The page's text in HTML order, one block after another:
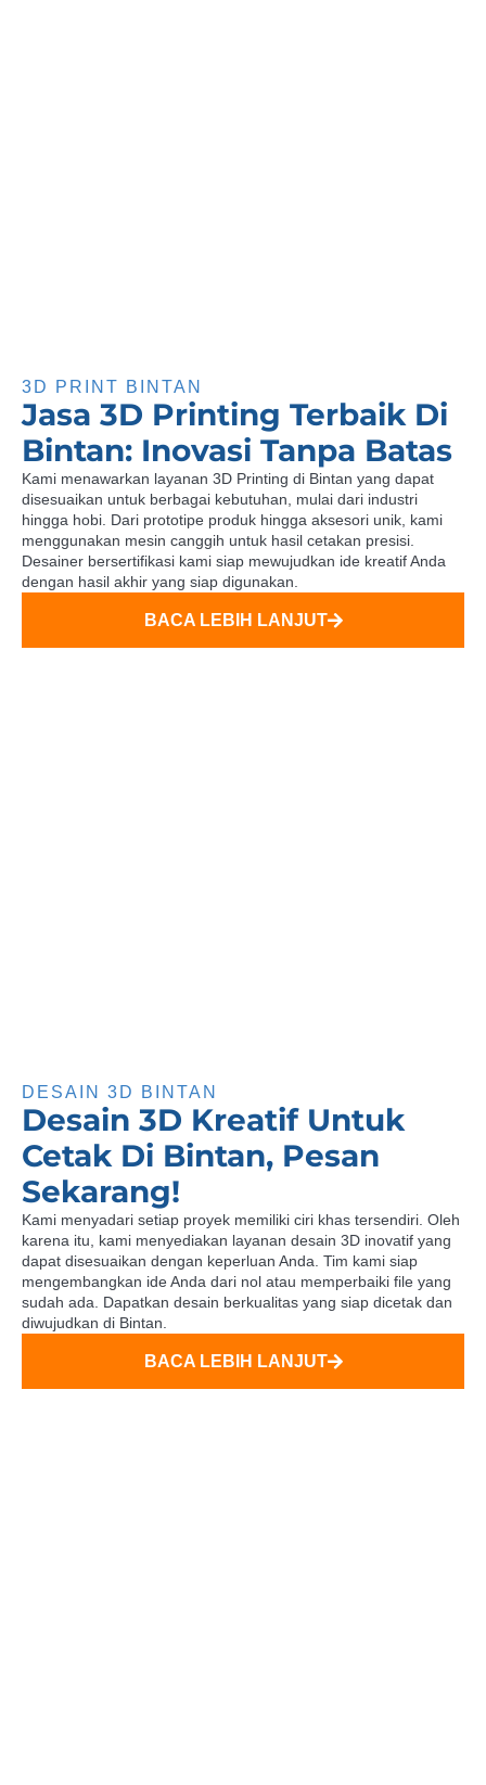
3D PRINT BINTAN
Jasa 3D Printing Terbaik Di
Bintan: Inovasi Tanpa Batas
Kami menawarkan layanan 3D Printing di Bintan yang dapat
disesuaikan untuk berbagai kebutuhan, mulai dari industri
hingga hobi. Dari prototipe produk hingga aksesori unik, kami
menggunakan mesin canggih untuk hasil cetakan presisi.
Desainer bersertifikasi kami siap mewujudkan ide kreatif Anda
dengan hasil akhir yang siap digunakan.
BACA LEBIH LANJUT
DESAIN 3D BINTAN
Desain 3D Kreatif Untuk
Cetak Di Bintan, Pesan
Sekarang!
Kami menyadari setiap proyek memiliki ciri khas tersendiri. Oleh
karena itu, kami menyediakan layanan desain 3D inovatif yang
dapat disesuaikan dengan keperluan Anda. Tim kami siap
mengembangkan ide Anda dari nol atau memperbaiki file yang
sudah ada. Dapatkan desain berkualitas yang siap dicetak dan
diwujudkan di Bintan.
BACA LEBIH LANJUT